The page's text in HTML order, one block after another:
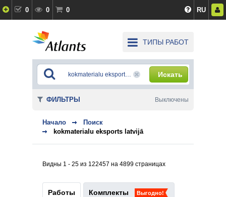
0 0 0 RU
ТИПЫ РАБОТ
Искать
Начало
Поиск
kokmaterialu eksports latvijā
Видны 1 - 25 из 122457 на 4899 страницах
Работы Комплекты Выгодно!
ФИЛЬТРЫ Выключены